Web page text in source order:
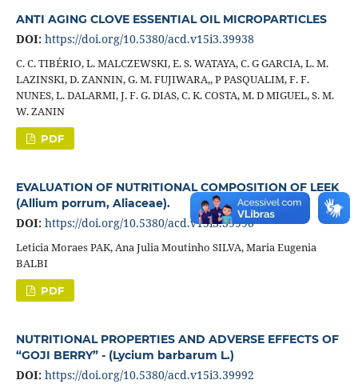
ANTI AGING CLOVE ESSENTIAL OIL MICROPARTICLES
DOI: https://doi.org/10.5380/acd.v15i3.39938
C. C. TIBÉRIO, L. MALCZEWSKI, E. S. WATAYA, C. G GARCIA, L. M.
LAZINSKI, D. ZANNIN, G. M. FUJIWARA,, P PASQUALIM, F. F.
NUNES, L. DALARMI, J. F. G. DIAS, C. K. COSTA, M. D MIGUEL, S. M.
W. ZANIN
PDF
EVALUATION OF NUTRITIONAL COMPOSITION OF LEEK
(Allium porrum, Aliaceae).
DOI: https://doi.org/10.5380/acd.v15i3.39990
Leticia Moraes PAK, Ana Julia Moutinho SILVA, Maria Eugenia
BALBI
PDF
NUTRITIONAL PROPERTIES AND ADVERSE EFFECTS OF
“GOJI BERRY” - (Lycium barbarum L.)
DOI: https://doi.org/10.5380/acd.v15i3.39992